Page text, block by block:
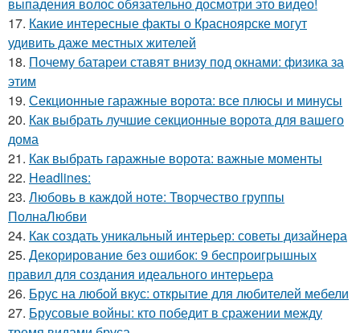
17. Какие интересные факты о Красноярске могут
удивить даже местных жителей
18. Почему батареи ставят внизу под окнами: физика за
этим
19. Секционные гаражные ворота: все плюсы и минусы
20. Как выбрать лучшие секционные ворота для вашего
дома
21. Как выбрать гаражные ворота: важные моменты
22. Headlines:
23. Любовь в каждой ноте: Творчество группы
ПолнаЛюбви
24. Как создать уникальный интерьер: советы дизайнера
25. Декорирование без ошибок: 9 беспроигрышных
правил для создания идеального интерьера
26. Брус на любой вкус: открытие для любителей мебели
27. Брусовые войны: кто победит в сражении между